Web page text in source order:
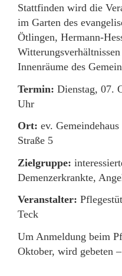
Stattfinden wird die
im Garten des
Ötlingen, Hermann-
Innenräume des
Termin: Dienstag, 07.
Uhr
Ort: ev.
Straße 5
Zielgruppe:
Demenzerkrankte,
Veranstalter:
Teck
Um Anmeldung beim
Oktober, wird gebeten